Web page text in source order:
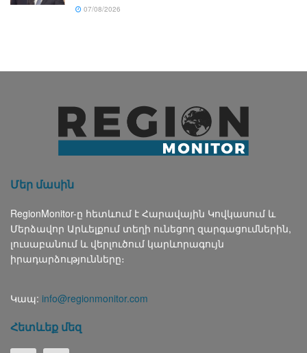
07/08/2026
Մեր մասին
RegionMonitor-ը հետևում է Հարավային Կովկասում և
Մերձավոր Արևելքում տեղի ունեցող զարգացումներին,
լուսաբանում և վերլուծում կարևորագույն
իրադարձությունները։
Կապ: info@regionmonitor.com
Հետևեք մեզ